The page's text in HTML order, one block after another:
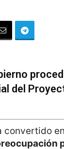
del
convertido